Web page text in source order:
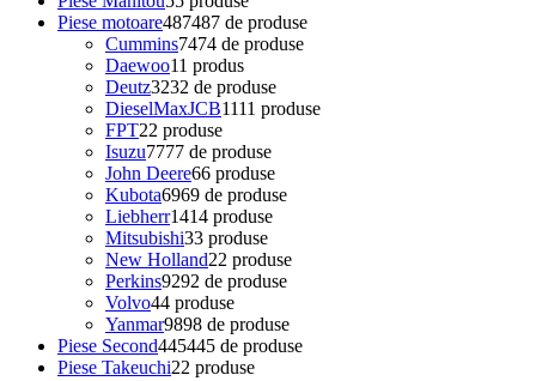
Piese motoare487487 de produse
Cummins7474 de produse
Daewoo11 produs
Deutz3232 de produse
DieselMaxJCB1111 produse
FPT22 produse
Isuzu7777 de produse
John Deere66 produse
Kubota6969 de produse
Liebherr1414 produse
Mitsubishi33 produse
New Holland22 produse
Perkins9292 de produse
Volvo44 produse
Yanmar9898 de produse
Piese Second445445 de produse
Piese Takeuchi22 produse